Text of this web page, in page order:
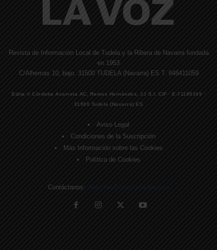
Revista de Información Local de Tudela y la Ribera de Navarra fundada
en 1953
C/Alhemas 10, bajo. 31500 TUDELA (Navarra) ES T. 948411059
Edita © Córdoba Acarreta AC, Ramos Hernández, JJ S.I. CIF · E-71185169 ·
31500 Tudela (Navarra) ES
Aviso Legal
Condiciones de la Suscripción
Más Información sobre las Cookies
Política de Cookies
Contáctanos: direccion@lavozdelaribera.es